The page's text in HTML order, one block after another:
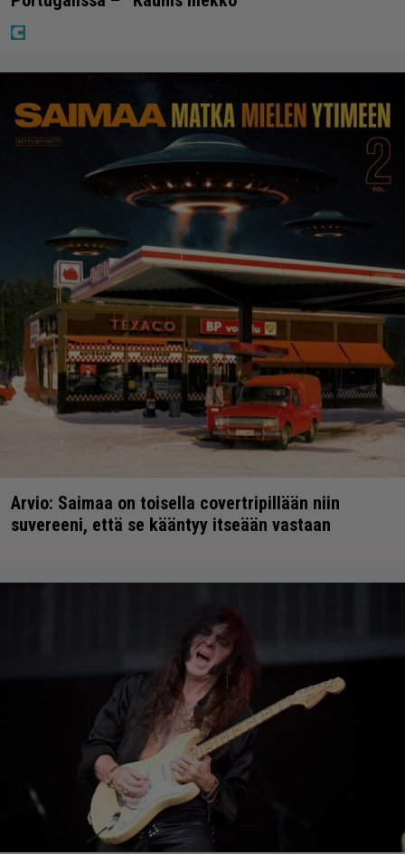
Arvio: Saimaa on toisella covertripillään niin
suvereeni, että se kääntyy itseään vastaan